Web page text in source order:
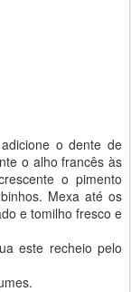
o dente de
o alho francês às
o pimento
Mexa até os
e tomilho fresco e
este recheio pelo